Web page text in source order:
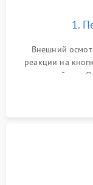
1.
Внешний
реакции на
лабораторного